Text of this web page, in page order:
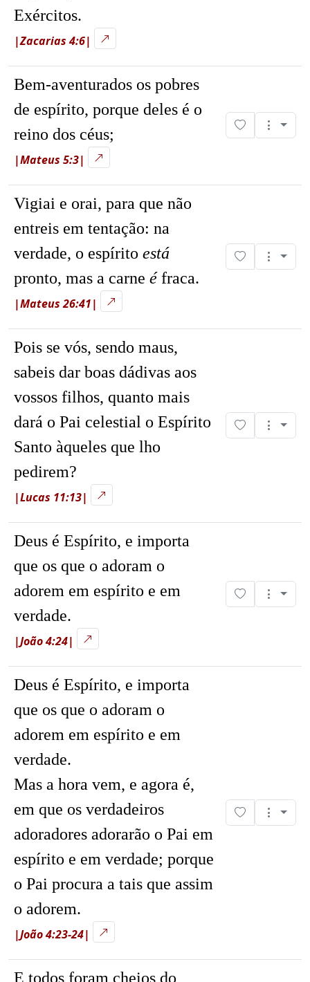
Exércitos.
|Zacarias 4:6|
Bem-aventurados os pobres
de espírito, porque deles é o
reino dos céus;
|Mateus 5:3|
Vigiai e orai, para que não
entreis em tentação: na
verdade, o espírito está
pronto, mas a carne éfraca.
|Mateus 26:41|
Pois se vós, sendo maus,
sabeis dar boas dádivas aos
vossos filhos, quanto mais
dará o Pai celestial o Espírito
Santo àqueles que lho
pedirem?
|Lucas 11:13|
Deus é Espírito, e importa
que os que o adoram o
adorem em espírito e em
verdade.
|João 4:24|
Deus é Espírito, e importa
que os que o adoram o
adorem em espírito e em
verdade.
Mas a hora vem, e agora é,
em que os verdadeiros
adoradores adorarão o Pai em
espírito e em verdade; porque
o Pai procura a tais que assim
o adorem.
|João 4:23-24|
E todos foram cheios do